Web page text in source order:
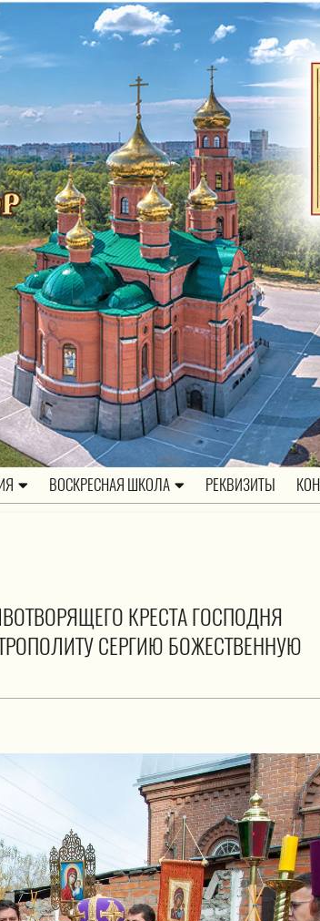
ВОСКРЕСНАЯ ШКОЛА РЕКВИЗИТЫ
КРЕСТА ГОСПОДНЯ
СЕРГИЮ БОЖЕСТВЕННУЮ